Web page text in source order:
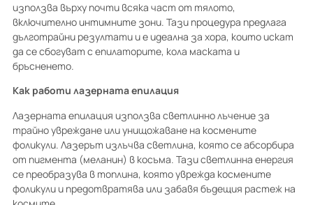
използва върху почти всяка част от тялото,
включително интимните зони. Тази процедура предлага
дълготрайни резултати и е идеална за хора, които искат
да се сбогуват с епилаторите, кола маската и
бръсненето.
Как работи лазерната епилация
Лазерната епилация използва светлинно лъчение за
трайно увреждане или унищожаване на космените
фоликули. Лазерът излъчва светлина, която се абсорбира
от пигмента (меланин) в косъма. Тази светлинна енергия
се преобразува в топлина, която уврежда космените
фоликули и предотвратява или забавя бъдещия растеж на